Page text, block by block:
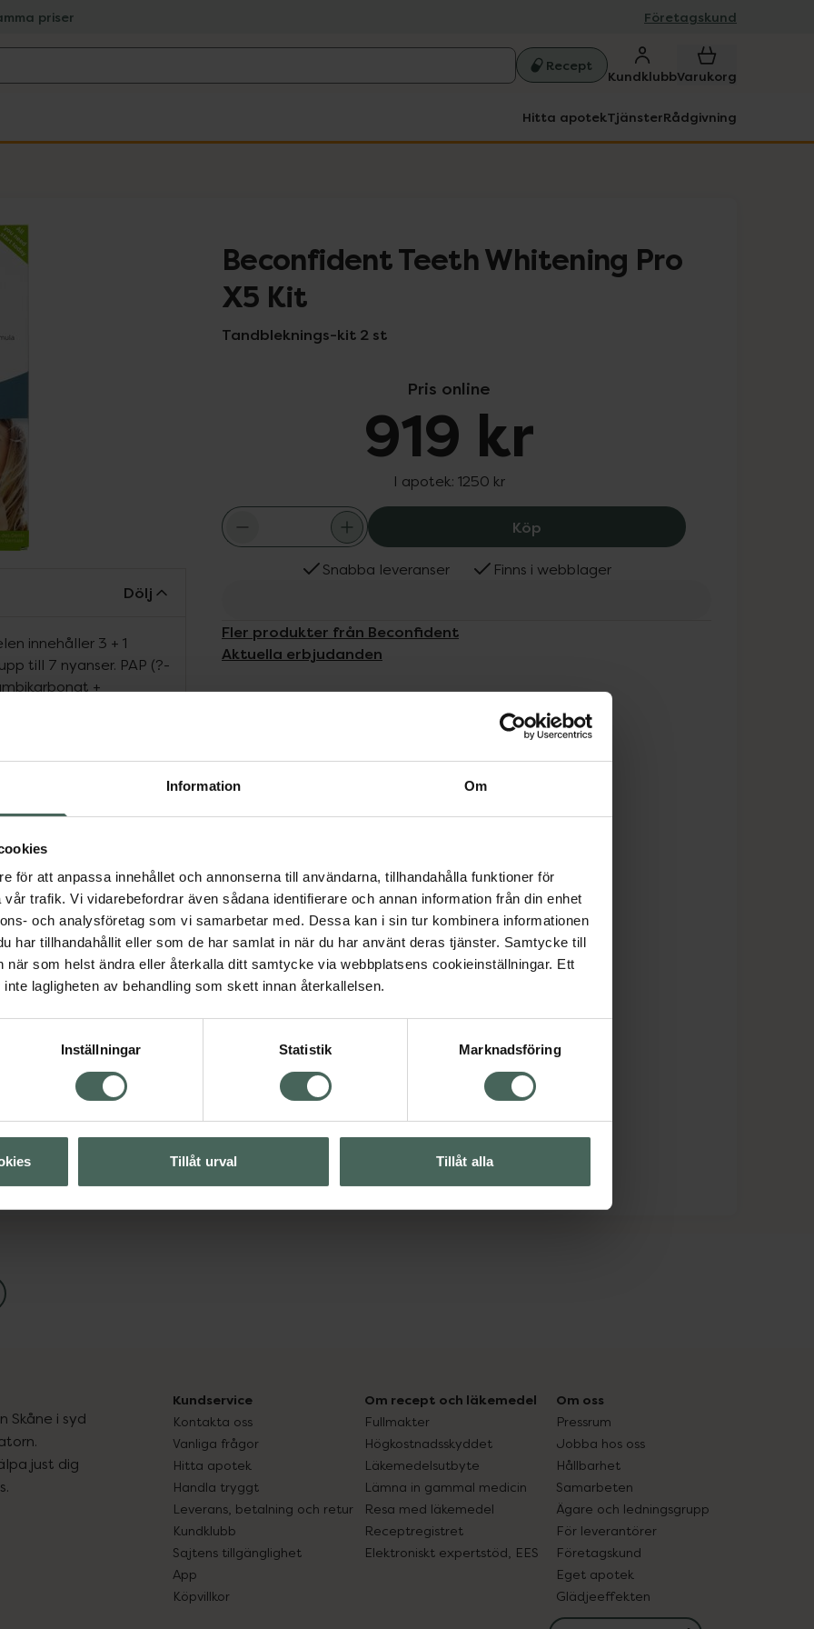
Information Om
för att anpassa innehållet och annonserna till användarna, tillhandahålla funktioner för
trafik. Vi vidarebefordrar även sådana identifierare och annan information från din enhet
och analysföretag som vi samarbetar med. Dessa kan i sin tur kombinera informationen
har tillhandahållit eller som de har samlat in när du har använt deras tjänster. Samtycke till
när som helst ändra eller återkalla ditt samtycke via webbplatsens cookieinställningar. Ett
lagligheten av behandling som skett innan återkallelsen.
Inställningar Statistik Marknadsföring
Tillåt urval Tillåt alla
priser Företagskund
Recept
KundklubbVarukorg
Hitta apotekTjänsterRådgivning
Beconfident Teeth Whitening Pro
X5 Kit
Tandbleknings-kit 2 st
Pris online
919 kr
I apotek: 1250 kr
Köp Beconfident Teeth Whitening Pro X5
Snabba leveranser Finns i webblager
Fler produkter från Beconfident
Aktuella erbjudanden
Dölj
innehåller 3 + 1
till 7 nyanser. PAP (?-
+
möjliga
ingrediensen,
LED-lampa
Förpackningen
formbara
med Protect and
känslighet efter varje
stärka
Hydroxylapatit
(Fluor 920 ppm F-).
Visa
Visa
Skåne i syd
just dig
Kundservice
Kontakta oss
Vanliga frågor
Hitta apotek
Handla tryggt
Leverans, betalning och retur
Kundklubb
Sajtens tillgänglighet
App
Köpvillkor
Om recept och läkemedel
Fullmakter
Högkostnadsskyddet
Läkemedelsutbyte
Lämna in gammal medicin
Resa med läkemedel
Receptregistret
Elektroniskt expertstöd, EES
Om oss
Pressrum
Jobba hos oss
Hållbarhet
Samarbeten
Ägare och ledningsgrupp
För leverantörer
Företagskund
Eget apotek
Glädjeeffekten